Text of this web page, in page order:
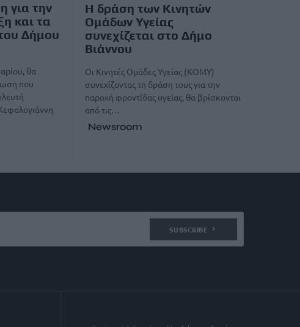
για την
και τα
Δήμου
θα
που
Η δράση των Κινητών
Ομάδων Υγείας
συνεχίζεται στο Δήμο
Βιάννου
Οι Κινητές Ομάδες Υγείας (ΚΟΜΥ)
συνεχίζοντας τη δράση τους για την
παροχή φροντίδας υγείας, θα βρίσκονται
από τις…
Newsroom
SUBSCRIBE